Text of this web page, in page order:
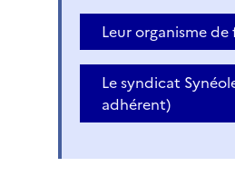
Leur organisme
Le syndicat
adhérent)